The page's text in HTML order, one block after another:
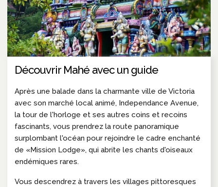
Découvrir Mahé avec un guide
Après une balade dans la charmante ville de Victoria
avec son marché local animé, Independance Avenue,
la tour de l'horloge et ses autres coins et recoins
fascinants, vous prendrez la route panoramique
surplombant l'océan pour rejoindre le cadre enchanté
de «Mission Lodge», qui abrite les chants d'oiseaux
endémiques rares.
Vous descendrez à travers les villages pittoresques